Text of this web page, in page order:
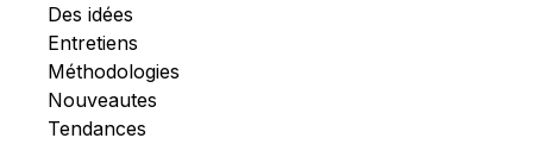
Des idées
Entretiens
Méthodologies
Nouveautes
Tendances